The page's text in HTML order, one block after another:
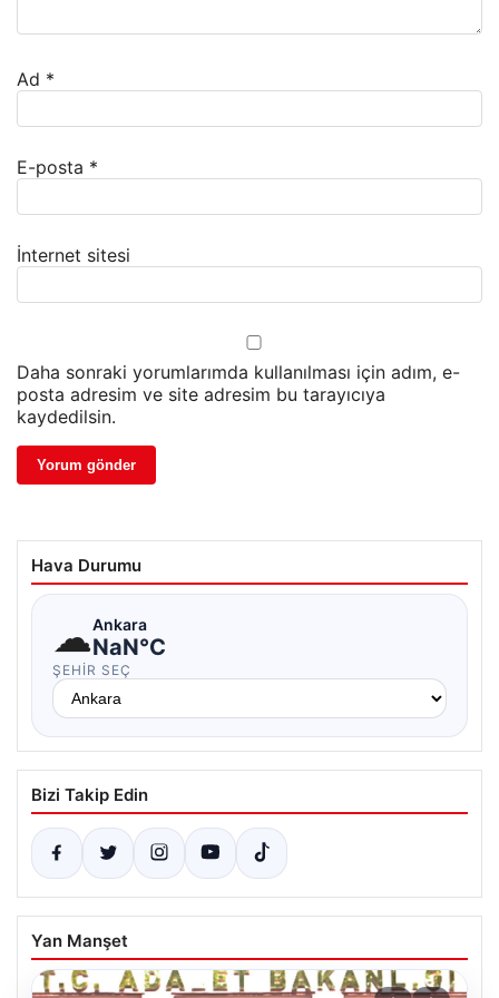
Ad *
E-posta *
İnternet sitesi
Daha sonraki yorumlarımda kullanılması için adım, e-
posta adresim ve site adresim bu tarayıcıya
kaydedilsin.
Hava Durumu
☁Ankara
NaN°C
ŞEHIR SEÇ
Bizi Takip Edin
Yan Manşet